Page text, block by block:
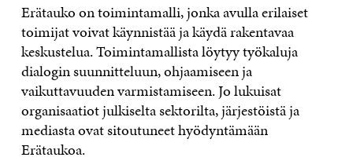
Erätauko on toimintamalli, jonka avulla erilaiset
toimijat voivat käynnistää ja käydä rakentavaa
keskustelua. Toimintamallista löytyy työkaluja
dialogin suunnitteluun, ohjaamiseen ja
vaikuttavuuden varmistamiseen. Jo lukuisat
organisaatiot julkiselta sektorilta, järjestöistä ja
mediasta ovat sitoutuneet hyödyntämään
Erätaukoa.